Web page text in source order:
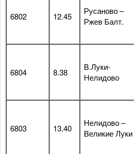
6802 12.45
Русаново –
Ржев Балт.
6804 8.38
В.Луки-
Нелидово
6803 13.40
Нелидово –
Великие Луки